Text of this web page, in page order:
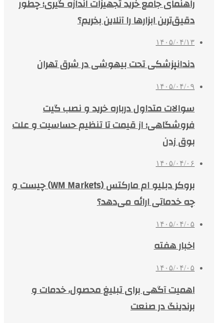
راهنمای جامع خرید تجهیزات اندازه گیری؛ چطور
دقیق‌ترین ابزارها را آنلاین بخریم؟
۱۴۰۵/۰۴/۱۳
دندانپزشکی تحت بیهوشی در شرق تهران
۱۴۰۵/۰۴/۰۹
سوالات متداول درباره خرید و نصب گیت
فروشگاهی؛ از قیمت تا تنظیم حساسیت و علت
بوق زدن
۱۴۰۵/۰۴/۰۶
بروکر دبلیو ام مارکتس (WM Markets) چیست و
چه خدماتی ارائه می‌دهد؟
۱۴۰۵/۰۴/۰۵
اخبار هفته
۱۴۰۵/۰۴/۰۵
اهمیت آگهی برای تبلیغ محصول، خدمات و
برندینگ در صنعت